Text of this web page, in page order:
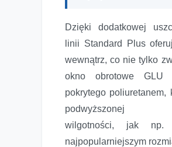
Dzięki dodatkowej
linii Standard Plus
wewnątrz, co nie tylko
okno obrotowe GLU
pokrytego
podwyższonej
wilgotności, jak
najpopularniejszym